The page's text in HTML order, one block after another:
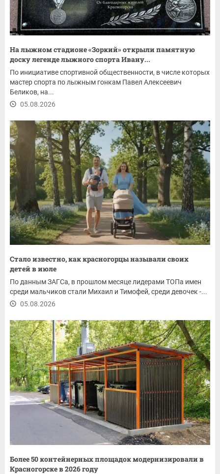
На лыжном стадионе «Зоркий» открыли памятную
доску легенде лыжного спорта Ивану...
По инициативе спортивной общественности, в числе которых
мастер спорта по лыжным гонкам Павел Алексеевич
Беликов, на...
05.08.2026
Стало известно, как красногорцы называли своих
детей в июле
По данным ЗАГСа, в прошлом месяце лидерами ТОПа имен
среди мальчиков стали Михаил и Тимофей, среди девочек -...
05.08.2026
Более 50 контейнерных площадок модернизировали в
Красногорске в 2026 году